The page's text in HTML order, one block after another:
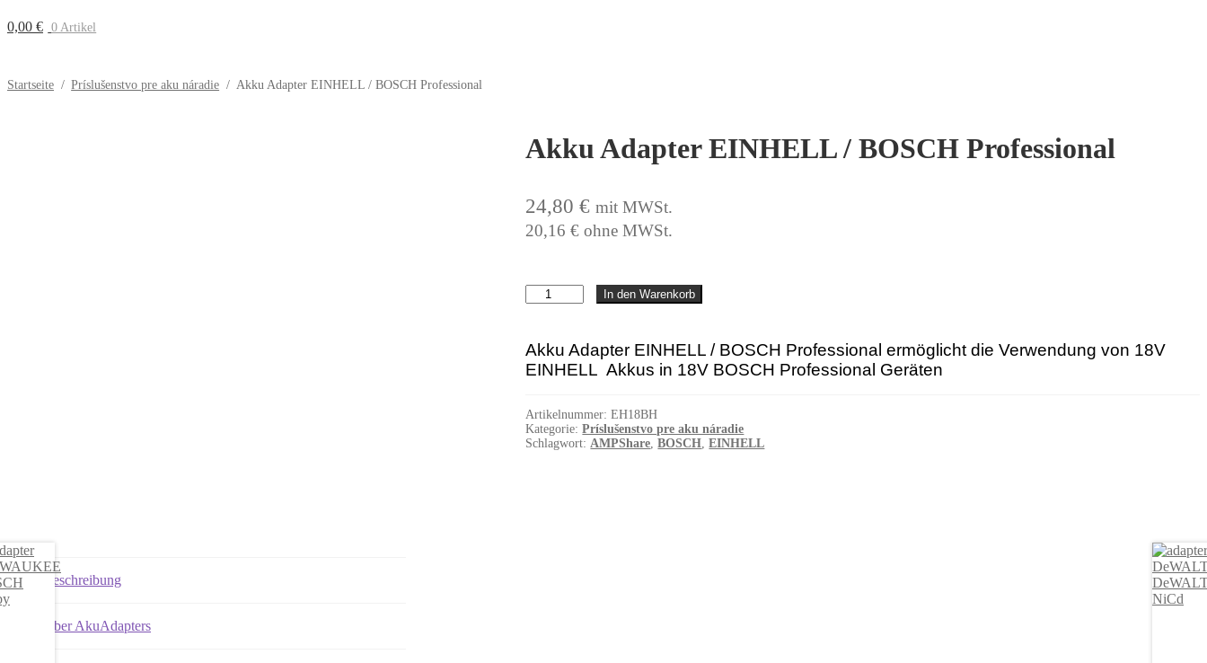
0,00 € 0 Artikel
Startseite / Príslušenstvo pre aku náradie / Akku Adapter EINHELL / BOSCH Professional
Akku Adapter EINHELL / BOSCH Professional
24,80€ mit MWSt.
20,16€ ohne MWSt.
Akku
Adapter
BOSCH
Professional
In den Warenkorb
Akku Adapter EINHELL / BOSCH Professional ermöglicht die Verwendung von 18V
EINHELL Akkus in 18V BOSCH Professional Geräten
Artikelnummer:EH18BH
Kategorie:Príslušenstvo pre aku náradie
Schlagwort:AMPShare,BOSCH,EINHELL
Beschreibung
Über AkuAdapters